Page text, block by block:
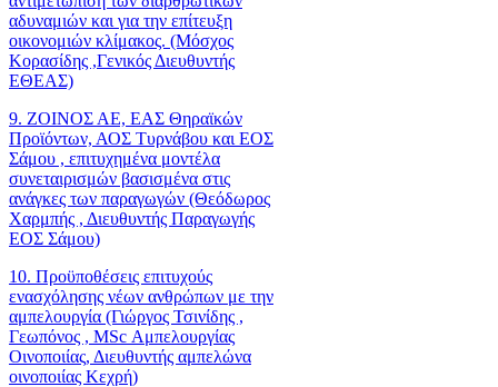
αδυναμιών και για την επίτευξη
οικονομιών κλίμακος. (Μόσχος
Κορασίδης ,Γενικός Διευθυντής
ΕΘΕΑΣ)
9. ΖΟΙΝΟΣ ΑΕ, ΕΑΣ Θηραϊκών
Προϊόντων, ΑΟΣ Τυρνάβου και ΕΟΣ
Σάμου , επιτυχημένα μοντέλα
συνεταιρισμών βασισμένα στις
ανάγκες των παραγωγών (Θεόδωρος
Χαρμπής , Διευθυντής Παραγωγής
ΕΟΣ Σάμου)
10. Προϋποθέσεις επιτυχούς
ενασχόλησης νέων ανθρώπων με την
αμπελουργία (Γιώργος Τσινίδης ,
Γεωπόνος , MSc Αμπελουργίας
Οινοποιίας, Διευθυντής αμπελώνα
οινοποιίας Κεχρή)